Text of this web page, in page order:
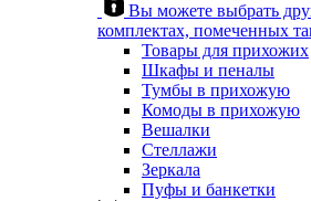
Вы можете выбрать
комплектах, помеченных
Товары для прихожих
Шкафы и пеналы
Тумбы в прихожую
Комоды в прихожую
Вешалки
Стеллажи
Зеркала
Пуфы и банкетки